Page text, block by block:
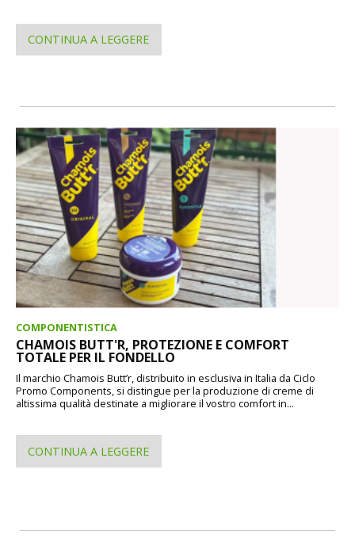
CONTINUA A LEGGERE
COMPONENTISTICA
CHAMOIS BUTT'R, PROTEZIONE E COMFORT
TOTALE PER IL FONDELLO
Il marchio Chamois Butt’r, distribuito in esclusiva in Italia da Ciclo
Promo Components, si distingue per la produzione di creme di
altissima qualità destinate a migliorare il vostro comfort in...
CONTINUA A LEGGERE